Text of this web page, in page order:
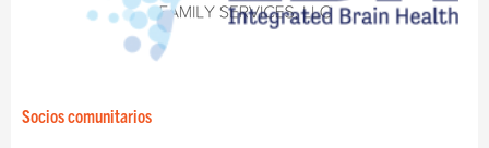
Socios comunitarios